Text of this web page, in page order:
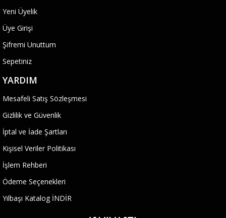
Yeni Üyelik
Üye Girişi
Şifremi Unuttum
Sepetiniz
YARDIM
Mesafeli Satış Sözleşmesi
Gizlilik ve Güvenlik
İptal ve İade Şartları
Kişisel Veriler Politikası
İşlem Rehberi
Ödeme Seçenekleri
Yılbaşı Katalog İNDİR